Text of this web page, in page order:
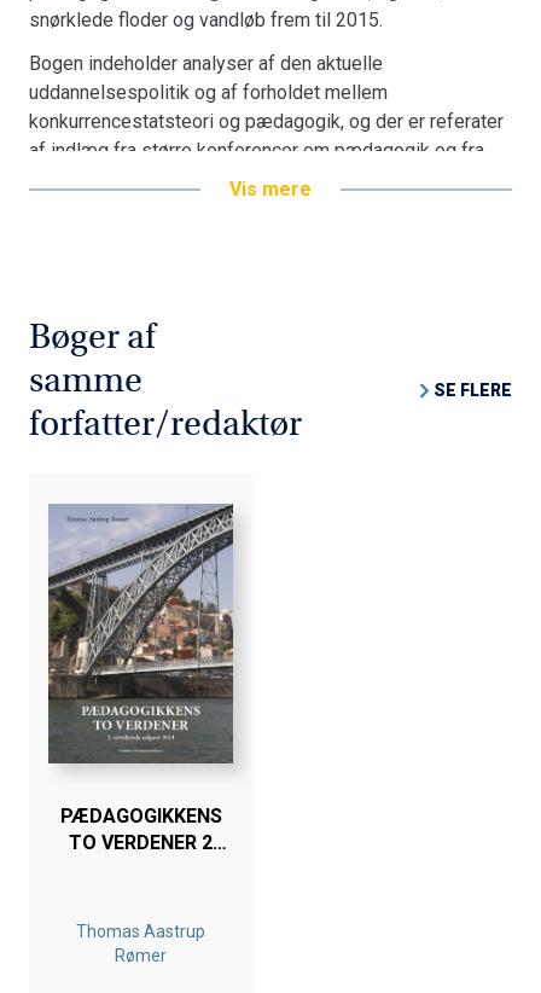
snørklede floder og vandløb frem til 2015.
Bogen indeholder analyser af den aktuelle
uddannelsespolitik og af forholdet mellem
konkurrencestatsteori og pædagogik, og der er referater
af indlæg fra større konferencer om pædagogik og fra
Folkemødet i Allinge. Der er også filosofiske analyser af
interesse for pædagogisk forskning, men størstedelen
interesserede i almindelighed.
Vis mere
Bøger af
samme
forfatter/redaktør
SE FLERE
PÆDAGOGIKKENS
TO VERDENER 2
Thomas Aastrup
Rømer